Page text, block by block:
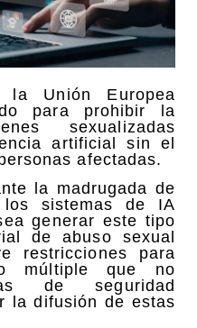
la Unión Europea
para prohibir la
sexualizadas
artificial
sin el
afectadas.
la madrugada de
sistemas de IA
generar este tipo
de abuso sexual
restricciones para
múltiple que no
de seguridad
la difusión de estas